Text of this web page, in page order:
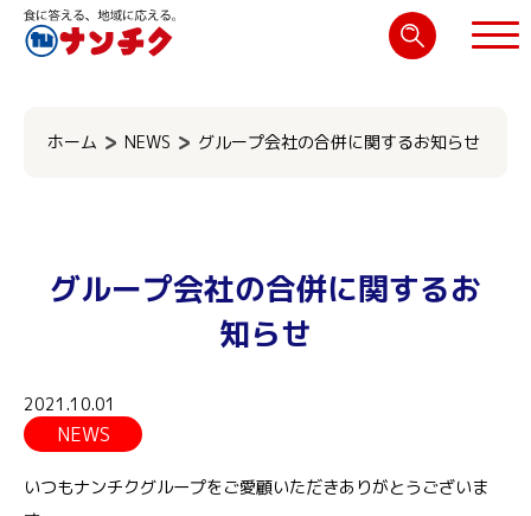
ホーム NEWS グループ会社の合併に関するお知らせ
グループ会社の合併に関するお
知らせ
2021.10.01
NEWS
いつもナンチクグループをご愛顧いただきありがとうございま